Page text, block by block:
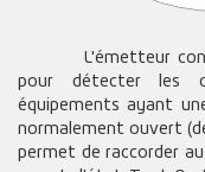
L'émetteur
pour détecter les
équipements ayant
normalement ouvert
permet de raccorder